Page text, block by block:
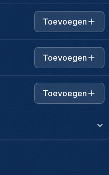
Toevoegen
Toevoegen
Toevoegen